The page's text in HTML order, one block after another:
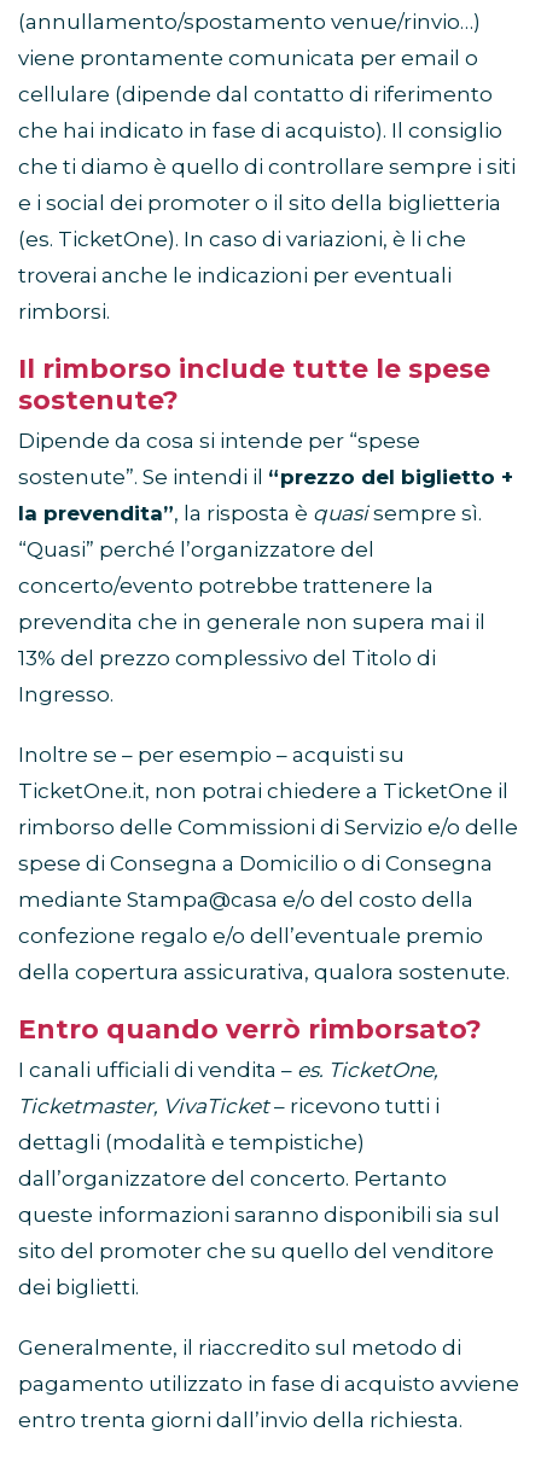
(annullamento/spostamento venue/rinvio…)
viene prontamente comunicata per email o
cellulare (dipende dal contatto di riferimento
che hai indicato in fase di acquisto). Il consiglio
che ti diamo è quello di controllare sempre i siti
e i social dei promoter o il sito della biglietteria
(es. TicketOne). In caso di variazioni, è li che
troverai anche le indicazioni per eventuali
rimborsi.
Il rimborso include tutte le spese
sostenute?
Dipende da cosa si intende per “spese
sostenute”. Se intendi il “prezzo del biglietto +
la prevendita”, la risposta è quasisempre sì.
“Quasi” perché l’organizzatore del
concerto/evento potrebbe trattenere la
prevendita che in generale non supera mai il
13% del prezzo complessivo del Titolo di
Ingresso.
Inoltre se – per esempio – acquisti su
TicketOne.it, non potrai chiedere a TicketOne il
rimborso delle Commissioni di Servizio e/o delle
spese di Consegna a Domicilio o di Consegna
mediante Stampa@casa e/o del costo della
confezione regalo e/o dell’eventuale premio
della copertura assicurativa, qualora sostenute.
Entro quando verrò rimborsato?
I canali ufficiali di vendita – es. TicketOne,
Ticketmaster, VivaTicket– ricevono tutti i
dettagli (modalità e tempistiche)
dall’organizzatore del concerto. Pertanto
queste informazioni saranno disponibili sia sul
sito del promoter che su quello del venditore
dei biglietti.
Generalmente, il riaccredito sul metodo di
pagamento utilizzato in fase di acquisto avviene
entro trenta giorni dall’invio della richiesta.